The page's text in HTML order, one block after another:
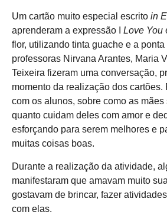
Um cartão muito especial escrito in
aprenderam a expressão I Love You
flor, utilizando tinta guache e a
professoras Nirvana Arantes, Maria
Teixeira fizeram uma conversação,
momento da realização dos cartões.
com os alunos, sobre como as
quanto cuidam deles com amor e
esforçando para serem melhores e
muitas coisas boas.
Durante a realização da atividade,
manifestaram que amavam muito
gostavam de brincar, fazer
com elas.